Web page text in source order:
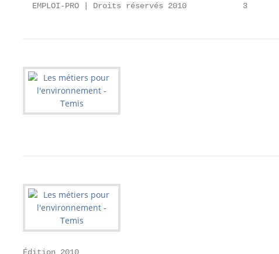
  EMPLOI-PRO | Droits réservés 2010            3